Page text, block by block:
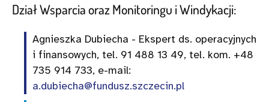
Dział Wsparcia oraz Monitoringu i Windykacji:
Agnieszka Dubiecha - Ekspert ds. operacyjnych
i finansowych, tel. 91 488 13 49, tel. kom. +48
735 914 733, e-mail:
a.dubiecha@fundusz.szczecin.pl